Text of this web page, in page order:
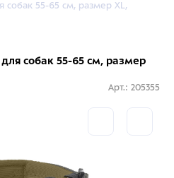
55-65 см, размер XL,
собак 55-65 см, размер
Арт.: 205355